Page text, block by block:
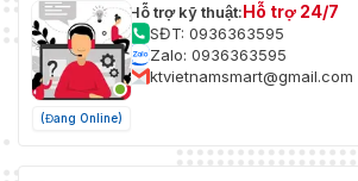
(Đang Online)
Hỗ trợ kỹ thuật:Hỗ trợ 24/7
SĐT: 0936363595
Zalo: 0936363595
ktvietnamsmart@gmail.com